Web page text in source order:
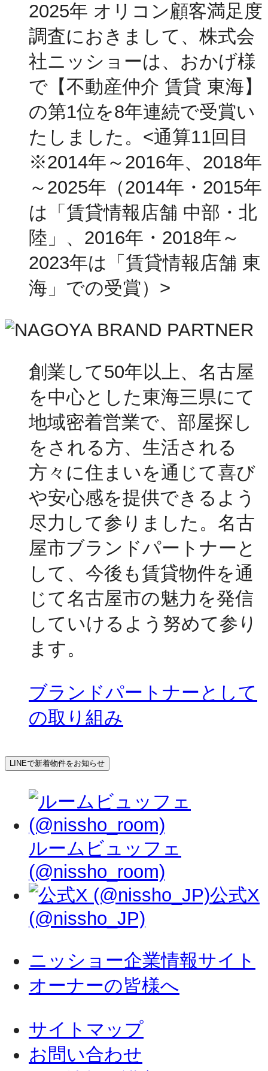
2025年 オリコン顧客満足度
調査におきまして、株式会
社ニッショーは、おかげ様
で【不動産仲介 賃貸 東海】
の第1位を8年連続で受賞い
たしました。<通算11回目
※2014年～2016年、2018年
～2025年（2014年・2015年
は「賃貸情報店舗 中部・北
陸」、2016年・2018年～
2023年は「賃貸情報店舗 東
海」での受賞）>
創業して50年以上、名古屋
を中心とした東海三県にて
地域密着営業で、部屋探し
をされる方、生活される
方々に住まいを通じて喜び
や安心感を提供できるよう
尽力して参りました。名古
屋市ブランドパートナーと
して、今後も賃貸物件を通
じて名古屋市の魅力を発信
していけるよう努めて参り
ます。
ブランドパートナーとして
の取り組み
LINEで新着物件をお知らせ
ルームビュッフェ
(@nissho_room)
公式X
(@nissho_JP)
ニッショー企業情報サイト
オーナーの皆様へ
サイトマップ
お問い合わせ